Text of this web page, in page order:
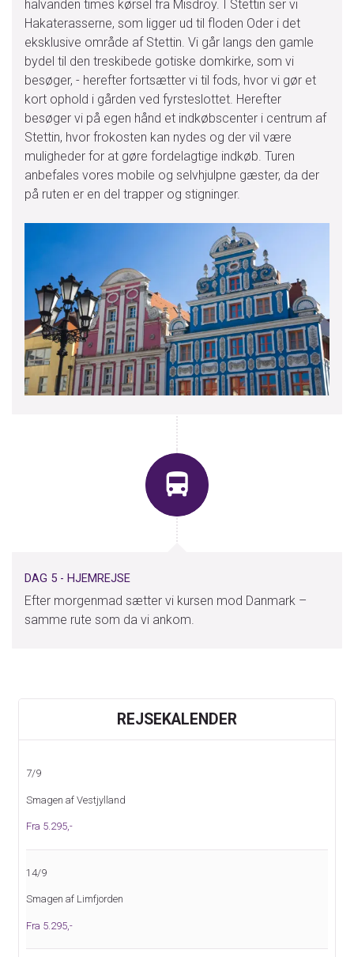
halvanden times kørsel fra Misdroy. I Stettin ser vi
Hakaterasserne, som ligger ud til floden Oder i det
eksklusive område af Stettin. Vi går langs den gamle
bydel til den treskibede gotiske domkirke, som vi
besøger, - herefter fortsætter vi til fods, hvor vi gør et
kort ophold i gården ved fyrsteslottet. Herefter
besøger vi på egen hånd et indkøbscenter i centrum af
Stettin, hvor frokosten kan nydes og der vil være
muligheder for at gøre fordelagtige indkøb. Turen
anbefales vores mobile og selvhjulpne gæster, da der
på ruten er en del trapper og stigninger.
DAG 5 - HJEMREJSE
Efter morgenmad sætter vi kursen mod Danmark –
samme rute som da vi ankom.
REJSEKALENDER
7/9
Smagen af Vestjylland
Fra 5.295,-
14/9
Smagen af Limfjorden
Fra 5.295,-